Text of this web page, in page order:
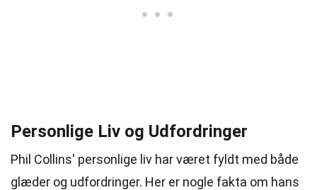
Personlige Liv og Udfordringer
Phil Collins' personlige liv har været fyldt med både
glæder og udfordringer. Her er nogle fakta om hans